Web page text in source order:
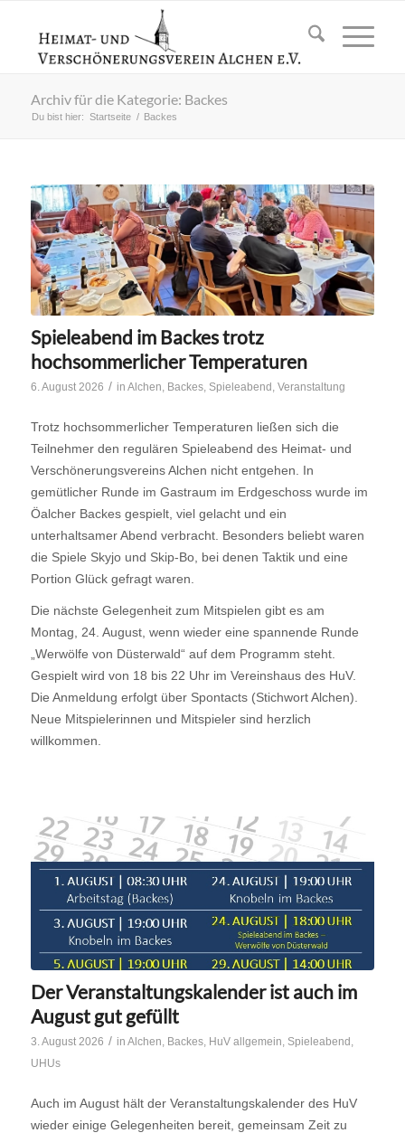
Archiv für die Kategorie: Backes
Du bist hier: Startseite / Backes
Spieleabend im Backes trotz
hochsommerlicher Temperaturen
6. August 2026 / in Alchen Backes, Spieleabend Veranstaltung
Trotz hochsommerlicher Temperaturen ließen sich die
Teilnehmer den regulären Spieleabend des Heimat- und
Verschönerungsvereins Alchen nicht entgehen. In
gemütlicher Runde im Gastraum im Erdgeschoss wurde im
Öalcher Backes gespielt, viel gelacht und ein
unterhaltsamer Abend verbracht. Besonders beliebt waren
die Spiele Skyjo und Skip-Bo, bei denen Taktik und eine
Portion Glück gefragt waren.
Die nächste Gelegenheit zum Mitspielen gibt es am
Montag, 24. August, wenn wieder eine spannende Runde
„Werwölfe von Düsterwald“ auf dem Programm steht.
Gespielt wird von 18 bis 22 Uhr im Vereinshaus des HuV.
Die Anmeldung erfolgt über Spontacts (Stichwort Alchen).
Neue Mitspielerinnen und Mitspieler sind herzlich
willkommen.
Der Veranstaltungskalender ist auch im
August gut gefüllt
3. August 2026 / in Alchen, Backes, HuV allgemein, Spieleabend ,
UHUs
Auch im August hält der Veranstaltungskalender des HuV
wieder einige Gelegenheiten bereit, gemeinsam Zeit zu